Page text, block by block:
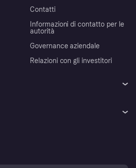
Contatti
Informazioni di contatto per le
autorità
Governance aziendale
Relazioni con gli investitori